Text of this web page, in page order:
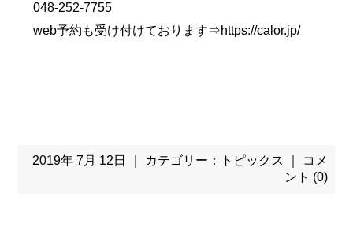
048-252-7755
web予約も受け付けております⇒https://calor.jp/
2019年 7月 12日 ｜ カテゴリー： トピックス
コメ
ント (0)